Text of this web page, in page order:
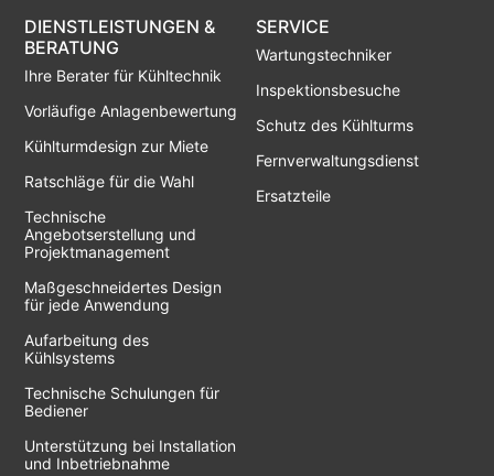
DIENSTLEISTUNGEN &
BERATUNG
Ihre Berater für Kühltechnik
Vorläufige Anlagenbewertung
Kühlturmdesign zur Miete
Ratschläge für die Wahl
Technische
Angebotserstellung und
Projektmanagement
Maßgeschneidertes Design
für jede Anwendung
Aufarbeitung des
Kühlsystems
Technische Schulungen für
Bediener
Unterstützung bei Installation
und Inbetriebnahme
SERVICE
Wartungstechniker
Inspektionsbesuche
Schutz des Kühlturms
Fernverwaltungsdienst
Ersatzteile